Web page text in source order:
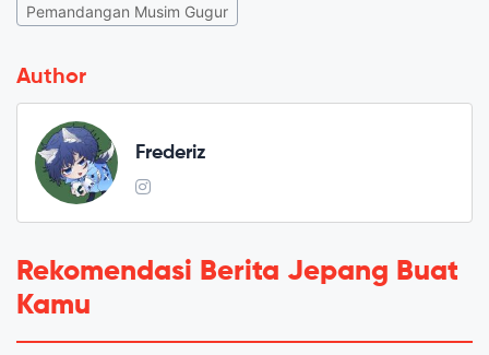
Pemandangan Musim Gugur
Author
Frederiz
Rekomendasi Berita Jepang Buat
Kamu